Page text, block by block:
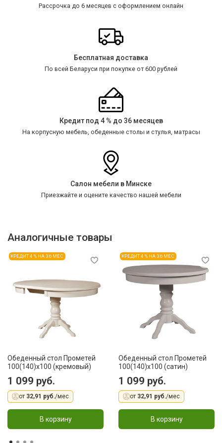
Рассрочка до 6 месяцев с оформлением онлайн
Бесплатная доставка
По всей Беларуси при покупке от 600 рублей
Кредит под 4 % до 36 месяцев
На корпусную мебель, обеденные столы и стулья, матрасы
Салон мебели в Минске
Приезжайте и оцените качество нашей мебели
Аналогичные товары
КРЕДИТ 4 % НА 36 МЕС
Обеденный стол Прометей
100(140)x100 (кремовый)
1 099 руб.
от 32,91 руб./мес
В корзину
КРЕДИТ 4 % НА 36 МЕС
Обеденный стол Прометей
100(140)x100 (сатин)
1 099 руб.
от 32,91 руб./мес
В корзину